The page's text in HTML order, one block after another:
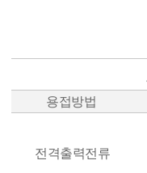
용접방법
전격출력전류